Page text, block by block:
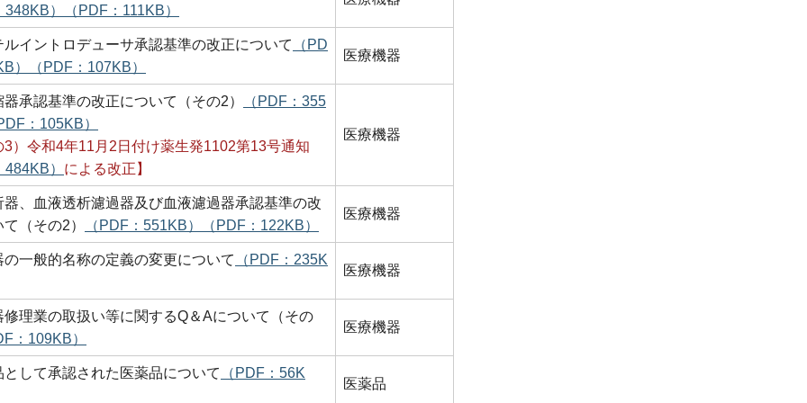
） （PDF：111KB）
ルイントロデューサ承認基準の改正について
（PD
）
（PDF：107KB）
医療機器
承認基準の改正について（その2）
（PDF：355
：105KB）
3）令和4年11月2日付け薬生発1102第13号通知
） による改正】
医療機器
器、血液透析濾過器及び血液濾過器承認基準の改
（その2）
（PDF：551KB） （PDF：122KB）
医療機器
の一般的名称の定義の変更について （PDF：235K
医療機器
修理業の取扱い等に関するQ＆Aについて（その
：109KB）
医療機器
として承認された医薬品について （PDF：56K
医薬品